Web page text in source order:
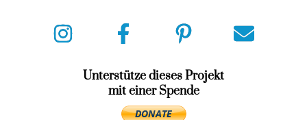
Unterstütze dieses Projekt
mit einer Spende